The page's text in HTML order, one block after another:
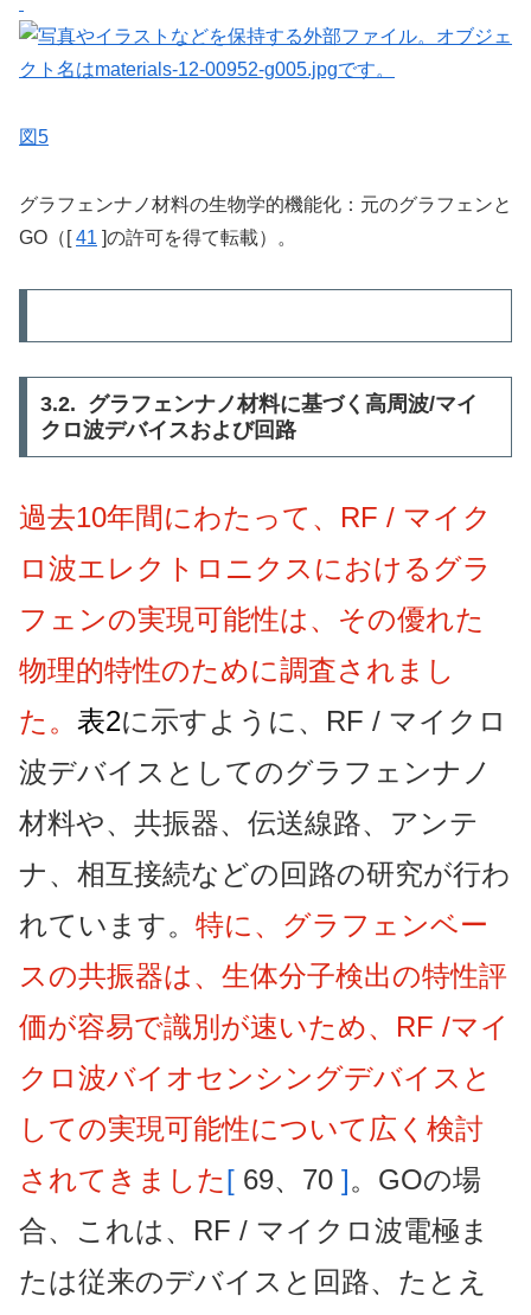
図5
グラフェンナノ材料の生物学的機能化：元のグラフェンと
GO（[41 ]の許可を得て転載）。
3.2. グラフェンナノ材料に基づく高周波/マイ
クロ波デバイスおよび回路
過去10年間にわたって、RF / マイク
ロ波エレクトロニクスにおけるグラ
フェンの実現可能性は、その優れた
物理的特性のために調査されまし
た。 表2に示すように 、RF / マイクロ
波デバイスとしてのグラフェンナノ
材料や、共振器、伝送線路、アンテ
ナ、相互接続などの回路の研究が行わ
れています。 特に、グラフェンベー
スの共振器は、生体分子検出の特性評
価が容易で識別が速いため、RF /マイ
クロ波バイオセンシングデバイスと
しての実現可能性について広く検討
されてきました[ 69、70 ]。GOの場
合、これは、RF / マイクロ波電極ま
たは従来のデバイスと回路、たとえ